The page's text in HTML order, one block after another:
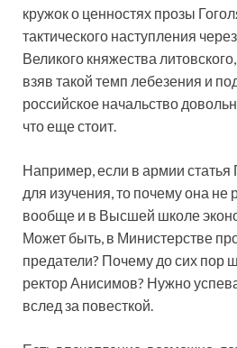
кружок о ценностях прозы
тактического наступления
Великого княжества
взяв такой темп лебезения и
российское начальство
что еще стоит.
Например, если в армии статья
для изучения, то почему она не
вообще и в Высшей школе
Может быть, в Министерстве
предатели? Почему до сих пор
ректор Анисимов? Нужно
вслед за повесткой.